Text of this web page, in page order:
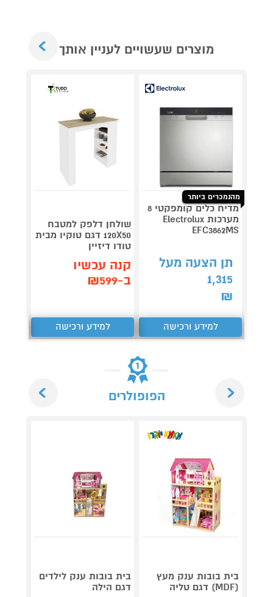
מוצרים שעשויים לעניין אותך
מהנמכרים ביותר
מדיח כלים קומפקטי 8
מערכות Electrolux
EFC3862MS
תן הצעה מעל
1,315
₪
למידע ורכישה
שולחן דלפק למטבח
120X50 דגם טוקיו מבית
טודו דיזיין
קנה עכשיו
ב-₪599
למידע ורכישה
הפופולרים
בית בובות ענק מעץ
(MDF) דגם טליה
בית בובות ענק לילדים
דגם הילה